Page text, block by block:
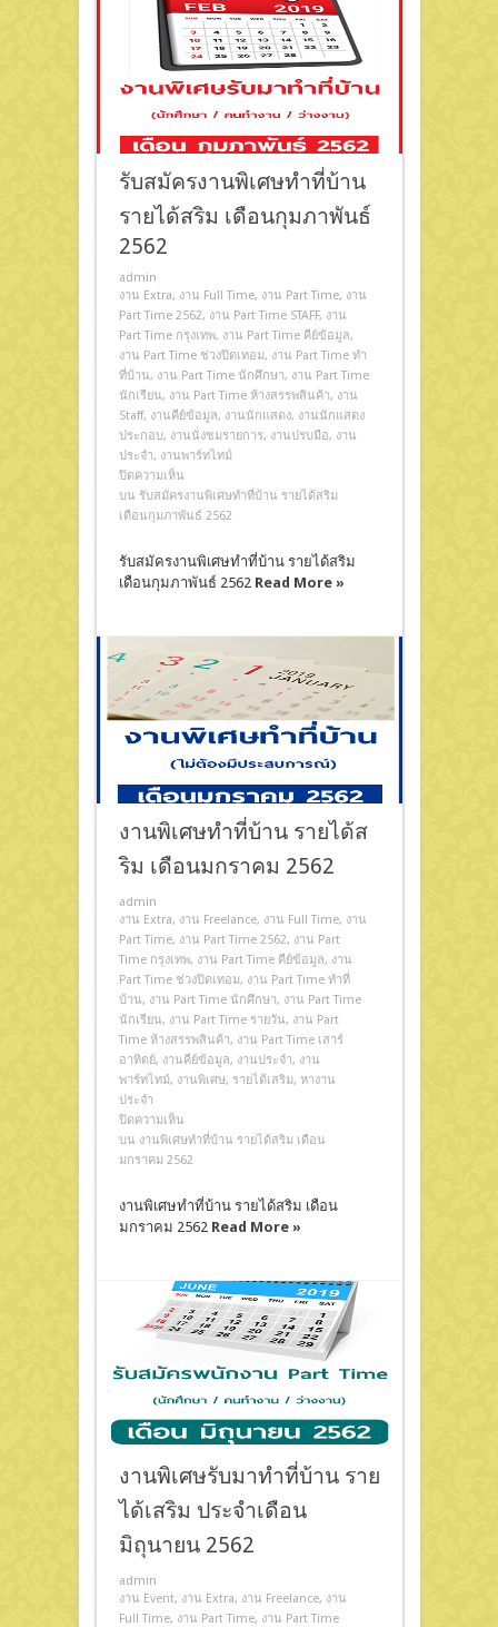
รับสมัครงานพิเศษทำที่บ้าน
รายได้สริม เดือนกุมภาพันธ์
2562
admin
งาน Extra, งาน Full Time, งาน Part Time, งาน
Part Time 2562, งาน Part Time STAFF, งาน
Part Time กรุงเทพ, งาน Part Time คีย์ข้อมูล,
งาน Part Time ช่วงปิดเทอม, งาน Part Time ทํา
ที่บ้าน, งาน Part Time นักศึกษา, งาน Part Time
นักเรียน, งาน Part Time ห้างสรรพสินค้า, งาน
Staff, งานคีย์ข้อมูล, งานนักแสดง, งานนักแสดง
ประกอบ, งานนั่งชมรายการ, งานปรบมือ, งาน
ประจำ, งานพาร์ทไทม์
ปิดความเห็น
บน รับสมัครงานพิเศษทำที่บ้าน รายได้สริม
เดือนกุมภาพันธ์ 2562
รับสมัครงานพิเศษทำที่บ้าน รายได้สริม
เดือนกุมภาพันธ์ 2562 Read More »
งานพิเศษทำที่บ้าน รายได้ส
ริม เดือนมกราคม 2562
admin
งาน Extra, งาน Freelance, งาน Full Time, งาน
Part Time, งาน Part Time 2562, งาน Part
Time กรุงเทพ, งาน Part Time คีย์ข้อมูล, งาน
Part Time ช่วงปิดเทอม, งาน Part Time ทําที่
บ้าน, งาน Part Time นักศึกษา, งาน Part Time
นักเรียน, งาน Part Time รายวัน, งาน Part
Time ห้างสรรพสินค้า, งาน Part Time เสาร์
อาทิตย์, งานคีย์ข้อมูล, งานประจำ, งาน
พาร์ทไทม์, งานพิเศษ, รายได้เสริม, หางาน
ประจำ
ปิดความเห็น
บน งานพิเศษทำที่บ้าน รายได้สริม เดือน
มกราคม 2562
งานพิเศษทำที่บ้าน รายได้สริม เดือน
มกราคม 2562 Read More »
งานพิเศษรับมาทำที่บ้าน ราย
ได้เสริม ประจำเดือน
มิถุนายน 2562
admin
งาน Event, งาน Extra, งาน Freelance, งาน
Full Time, งาน Part Time, งาน Part Time